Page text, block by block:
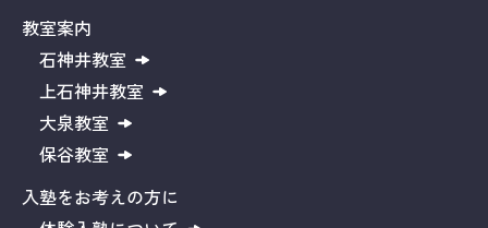
教室案内
石神井教室
上石神井教室
大泉教室
保谷教室
入塾をお考えの方に